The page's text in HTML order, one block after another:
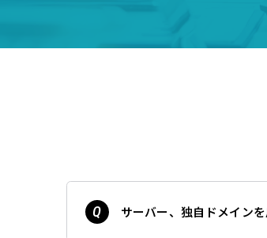
サーバー、独自ドメイン